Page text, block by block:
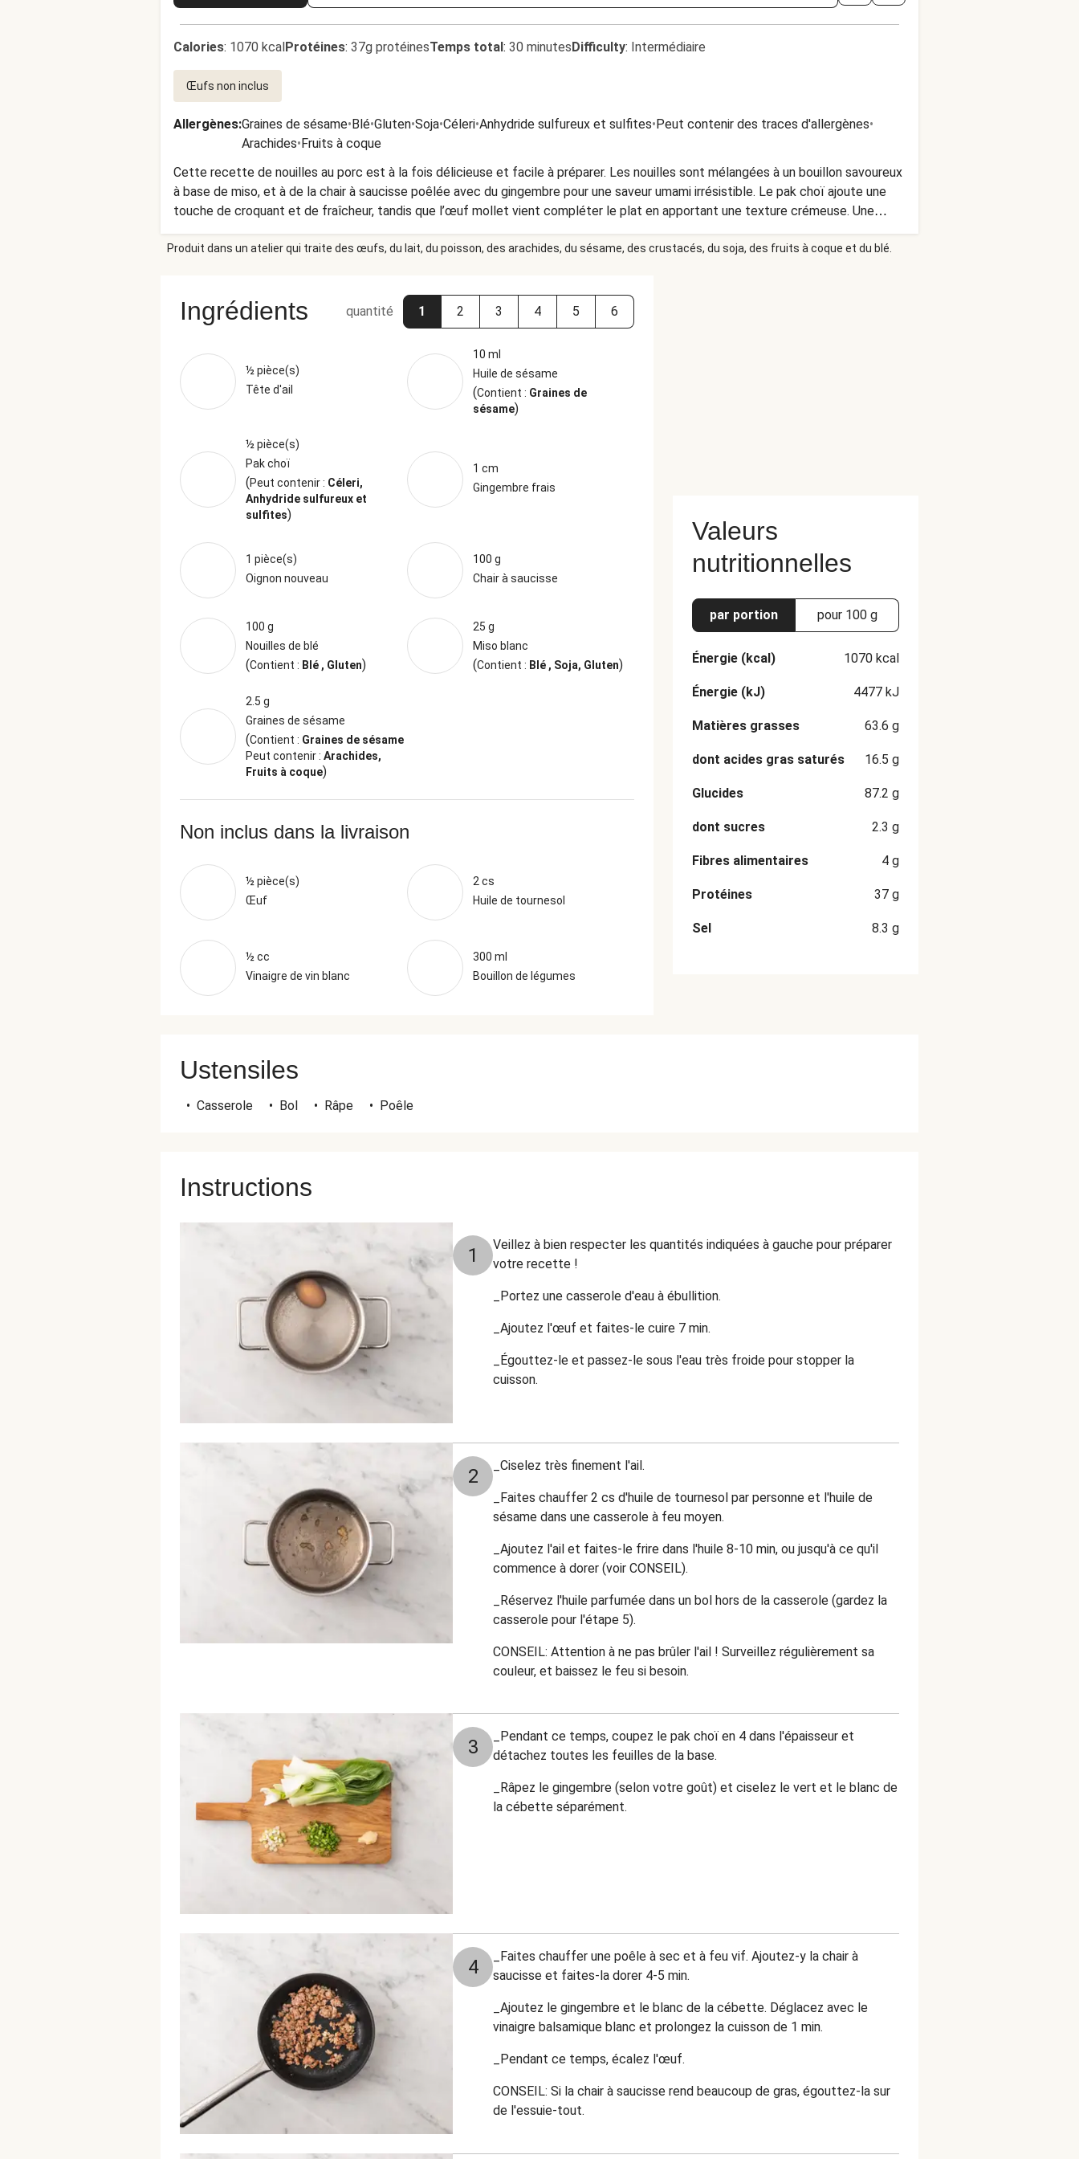
Calories: 1070 kcalProtéines: 37g protéinesTemps total: 30 minutesDifficulty: Intermédiaire
Œufs non inclus
Allergènes:Graines de sésame•Blé•Gluten•Soja•Céleri•Anhydride sulfureux et sulfites•Peut contenir des traces d'allergènes•
Arachides•Fruits à coque
Cette recette de nouilles au porc est à la fois délicieuse et facile à préparer. Les nouilles sont mélangées à un bouillon savoureux
à base de miso, et à de la chair à saucisse poêlée avec du gingembre pour une saveur umami irrésistible. Le pak choï ajoute une
touche de croquant et de fraîcheur, tandis que l’œuf mollet vient compléter le plat en apportant une texture crémeuse. Une
recette simple mais délicieuse qui plaira à coup sûr !
Produit dans un atelier qui traite des œufs, du lait, du poisson, des arachides, du sésame, des crustacés, du soja, des fruits à coque et du blé.
Ingrédients quantité 1 2 3 4 5 6
½ pièce(s)
Tête d'ail
10 ml
Huile de sésame
(Contient : Graines de
sésame)
½ pièce(s)
Pak choï
(Peut contenir : Céleri,
Anhydride sulfureux et
sulfites)
1 cm
Gingembre frais
1 pièce(s)
Oignon nouveau
100 g
Chair à saucisse
100 g
Nouilles de blé
(Contient : Blé , Gluten)
25 g
Miso blanc
(Contient : Blé , Soja, Gluten)
2.5 g
Graines de sésame
(Contient : Graines de sésame
Peut contenir : Arachides,
Fruits à coque)
Non inclus dans la livraison
½ pièce(s)
Œuf
2 cs
Huile de tournesol
½ cc
Vinaigre de vin blanc
300 ml
Bouillon de légumes
Valeurs
nutritionnelles
par portion pour 100 g
Énergie (kcal) 1070 kcal
Énergie (kJ) 4477 kJ
Matières grasses 63.6 g
dont acides gras saturés 16.5 g
Glucides 87.2 g
dont sucres 2.3 g
Fibres alimentaires 4 g
Protéines 37 g
Sel 8.3 g
Ustensiles
• Casserole • Bol • Râpe • Poêle
Instructions
1
Veillez à bien respecter les quantités indiquées à gauche pour préparer
votre recette !
_Portez une casserole d'eau à ébullition.
_Ajoutez l'œuf et faites-le cuire 7 min.
Égouttez-le et passez-le sous l'eau très froide pour stopper la
cuisson.
2 _Ciselez très finement l'ail.
_Faites chauffer 2 cs d'huile de tournesol par personne et l'huile de
sésame dans une casserole à feu moyen.
_Ajoutez l'ail et faites-le frire dans l'huile 8-10 min, ou jusqu'à ce qu'il
commence à dorer (voir CONSEIL).
_Réservez l'huile parfumée dans un bol hors de la casserole (gardez la
casserole pour l'étape 5).
CONSEIL: Attention à ne pas brûler l'ail ! Surveillez régulièrement sa
couleur, et baissez le feu si besoin.
3
_Pendant ce temps, coupez le pak choï en 4 dans l'épaisseur et
détachez toutes les feuilles de la base.
_Râpez le gingembre (selon votre goût) et ciselez le vert et le blanc de
la cébette séparément.
4
_Faites chauffer une poêle à sec et à feu vif. Ajoutez-y la chair à
saucisse et faites-la dorer 4-5 min.
_Ajoutez le gingembre et le blanc de la cébette. Déglacez avec le
vinaigre balsamique blanc et prolongez la cuisson de 1 min.
_Pendant ce temps, écalez l'œuf.
CONSEIL: Si la chair à saucisse rend beaucoup de gras, égouttez-la sur
de l'essuie-tout.